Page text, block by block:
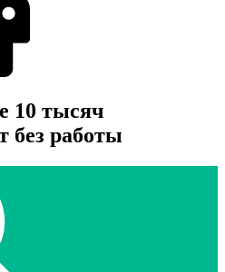
10 тысяч
без работы